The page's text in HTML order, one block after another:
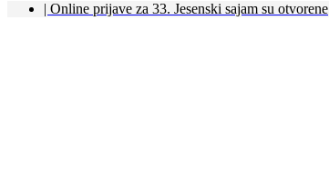
| Online prijave za 33. Jesenski sajam su otvorene